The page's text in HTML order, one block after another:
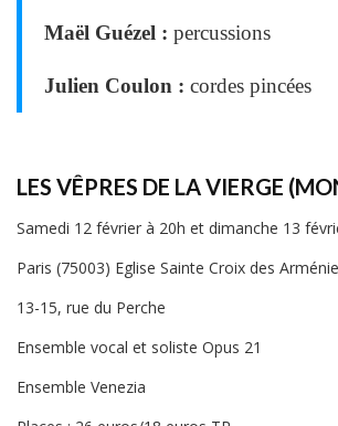
Maël Guézel : percussions
Julien Coulon : cordes pincées
LES VÊPRES DE LA VIERGE
Samedi 12 février à 20h et dimanche 13
Paris (75003) Eglise Sainte Croix des
13-15, rue du Perche
Ensemble vocal et soliste Opus 21
Ensemble Venezia